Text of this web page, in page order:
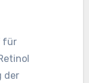
für
der